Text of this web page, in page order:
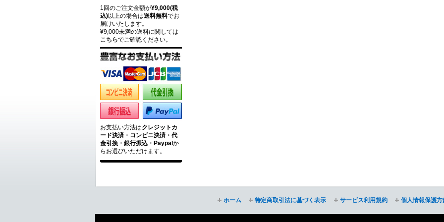
1回のご注文金額が¥9,000(税
込)以上の場合は送料無料でお
届けいたします。
¥9,000未満の送料に関しては
こちらでご確認ください。
お支払い方法はクレジットカ
ード決済・コンビニ決済・代
金引換・銀行振込・Paypalか
らお選びいただけます。
ホーム 特定商取引法に基づく表示 サービス利用規約 個人情報保護方